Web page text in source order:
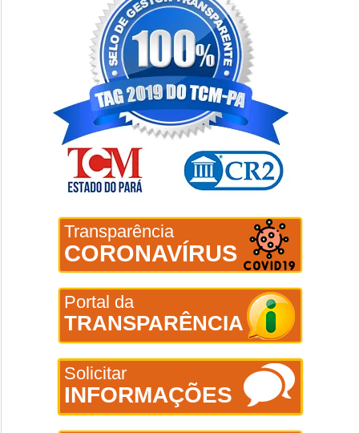
Transparência
CORONAVÍRUS
Portal da
TRANSPARÊNCIA
Solicitar
INFORMAÇÕES